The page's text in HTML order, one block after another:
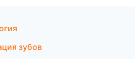
зубов